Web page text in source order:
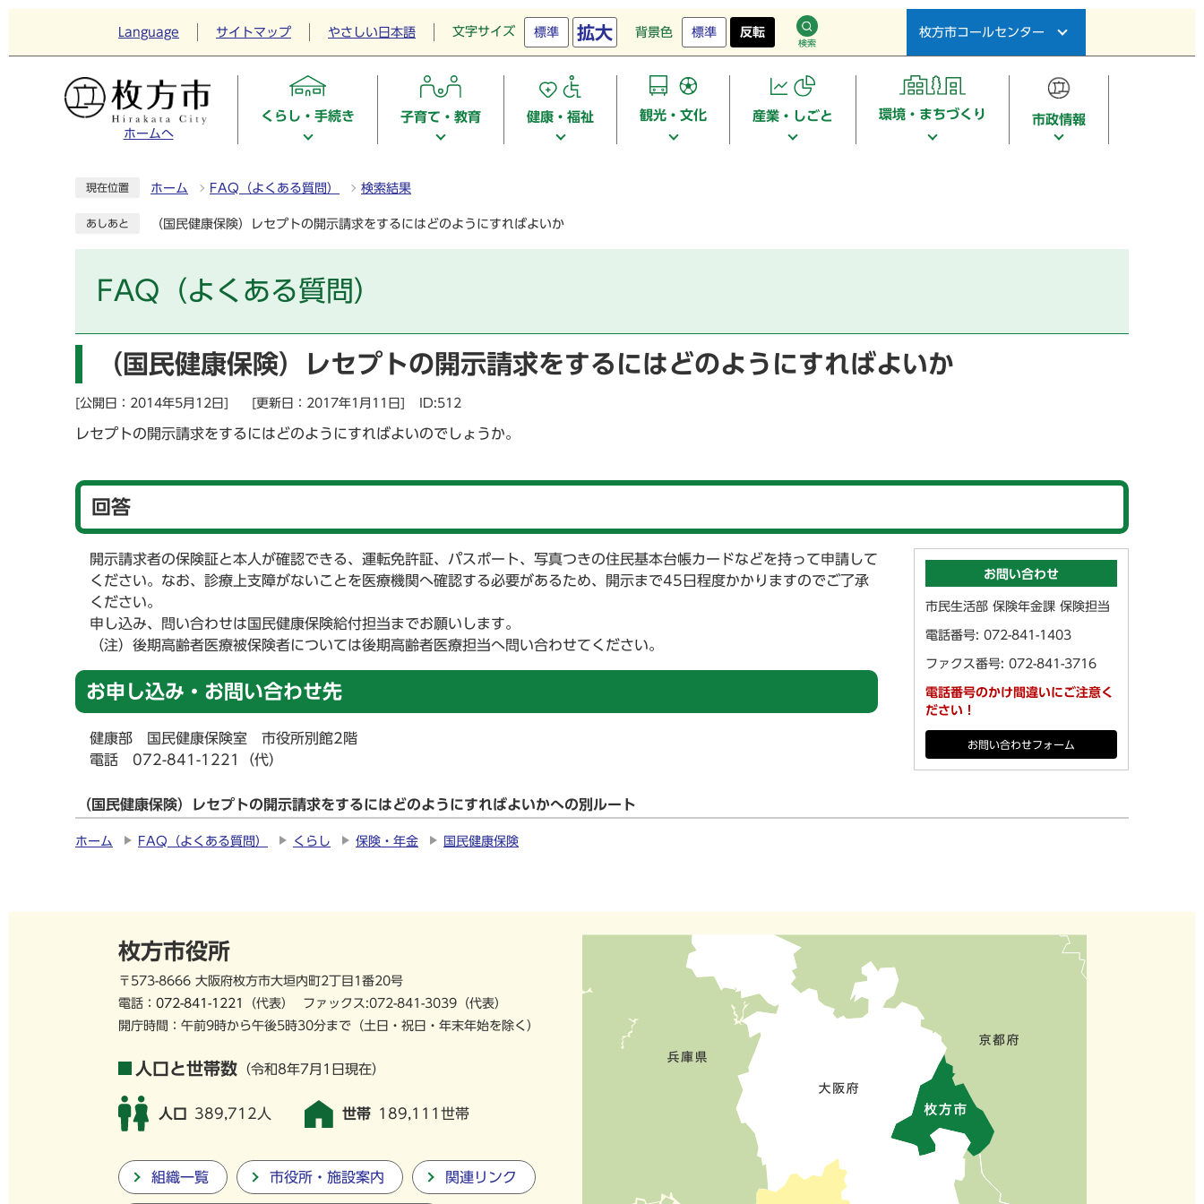
Language サイトマップ やさしい日本語 文字サイズ 標準 拡大 背景色 標準 反転
検索
枚方市コールセンター
ホームへ
くらし・手続き 子育て・教育 健康・福祉 観光・文化 産業・しごと 環境・まちづくり 市政情報
現在位置 ホーム FAQ（よくある質問） 検索結果
あしあと （国民健康保険）レセプトの開示請求をするにはどのようにすればよいか
FAQ（よくある質問）
（国民健康保険）レセプトの開示請求をするにはどのようにすればよいか
[公開日：2014年5月12日] [更新日：2017年1月11日] ID:512
レセプトの開示請求をするにはどのようにすればよいのでしょうか。
回答
開示請求者の保険証と本人が確認できる、運転免許証、パスポート、写真つきの住民基本台帳カードなどを持って申請して
ください。なお、診療上支障がないことを医療機関へ確認する必要があるため、開示まで45日程度かかりますのでご了承
ください。
申し込み、問い合わせは国民健康保険給付担当までお願いします。
（注）後期高齢者医療被保険者については後期高齢者医療担当へ問い合わせてください。
お申し込み・お問い合わせ先
健康部 国民健康保険室 市役所別館2階
電話 072-841-1221（代）
お問い合わせ
市民生活部 保険年金課 保険担当
電話番号: 072-841-1403
ファクス番号: 072-841-3716
電話番号のかけ間違いにご注意く
ださい！
お問い合わせフォーム
（国民健康保険）レセプトの開示請求をするにはどのようにすればよいかへの別ルート
ホーム FAQ（よくある質問） くらし 保険・年金 国民健康保険
枚方市役所
〒573-8666 大阪府枚方市大垣内町2丁目1番20号
電話： 072-841-1221 （代表） ファックス:072-841-3039（代表）
開庁時間：午前9時から午後5時30分まで （土日・祝日・年末年始を除く）
人口と世帯数 （令和8年7月1日現在）
人口 389,712人 世帯 189,111世帯
組織一覧 市役所・施設案内 関連リンク